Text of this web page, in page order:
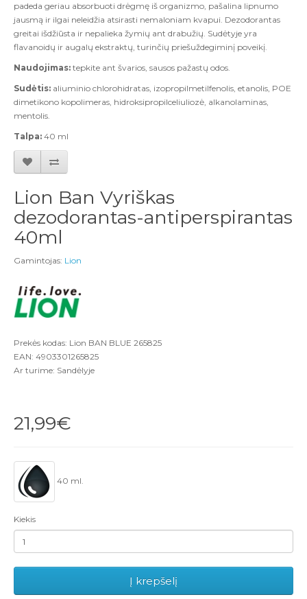
padeda geriau absorbuoti drėgmę iš organizmo, pašalina lipnumo
jausmą ir ilgai neleidžia atsirasti nemaloniam kvapui. Dezodorantas
greitai išdžiūsta ir nepalieka žymių ant drabužių. Sudėtyje yra
flavanoidų ir augalų ekstraktų, turinčių priešuždegiminį poveikį.
Naudojimas: tepkite ant švarios, sausos pažastų odos.
Sudėtis: aliuminio chlorohidratas, izopropilmetilfenolis, etanolis, POE
dimetikono kopolimeras, hidroksipropilceliuliozė, alkanolaminas,
mentolis.
Talpa: 40 ml
Lion Ban Vyriškas
dezodorantas-antiperspirantas
40ml
Gamintojas: Lion
Prekės kodas: Lion BAN BLUE 265825
EAN: 4903301265825
Ar turime: Sandėlyje
21,99€
40 ml.
Kiekis
Į krepšelį